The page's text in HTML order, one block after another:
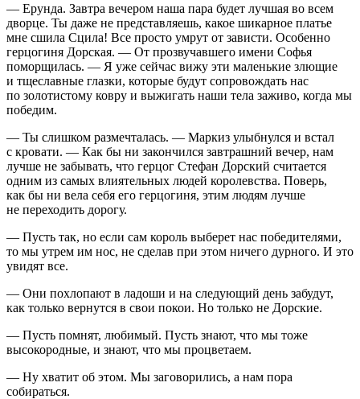
— Ерунда. Завтра вечером наша пара будет лучшая во всем
дворце. Ты даже не представляешь, какое шикарное платье
мне сшила Сцила! Все просто умрут от зависти. Особенно
герцогиня Дорская. — От прозвучавшего имени Софья
поморщилась. — Я уже сейчас вижу эти маленькие злющие
и тщеславные глазки, которые будут сопровождать нас
по золотистому ковру и выжигать наши тела заживо, когда мы
победим.
— Ты слишком размечталась. — Маркиз улыбнулся и встал
с кровати. — Как бы ни закончился завтрашний вечер, нам
лучше не забывать, что герцог Стефан Дорский считается
одним из самых влиятельных людей королевства. Поверь,
как бы ни вела себя его герцогиня, этим людям лучше
не переходить дорогу.
— Пусть так, но если сам король выберет нас победителями,
то мы утрем им нос, не сделав при этом ничего дурного. И это
увидят все.
— Они похлопают в ладоши и на следующий день забудут,
как только вернутся в свои покои. Но только не Дорские.
— Пусть помнят, любимый. Пусть знают, что мы тоже
высокородные, и знают, что мы процветаем.
— Ну хватит об этом. Мы заговорились, а нам пора
собираться.